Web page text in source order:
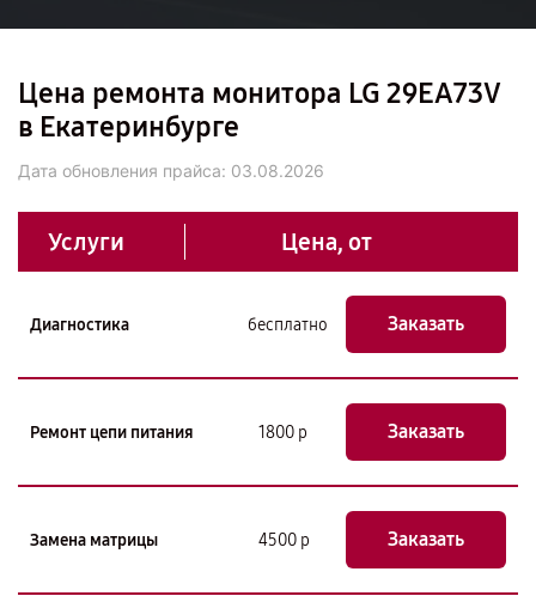
Цена ремонта монитора LG 29EA73V
в Екатеринбурге
Дата обновления прайса: 03.08.2026
Услуги Цена, от
Диагностика бесплатно Заказать
Ремонт цепи питания 1800 р Заказать
Замена матрицы 4500 р Заказать